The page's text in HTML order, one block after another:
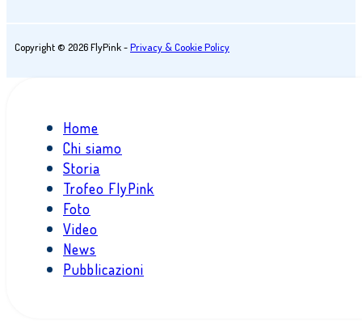
Copyright © 2026 FlyPink -Privacy & Cookie Policy
Home
Chi siamo
Storia
Trofeo FlyPink
Foto
Video
News
Pubblicazioni